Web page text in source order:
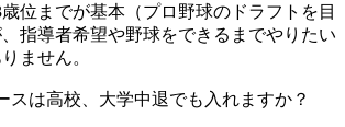
位までが基本（プロ野球のドラフトを目
指導者希望や野球をできるまでやりたい
ません。
スは高校、大学中退でも入れますか？